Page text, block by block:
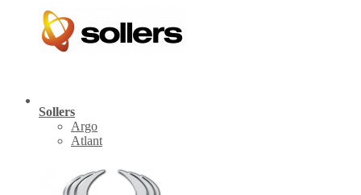
Sollers
Argo
Atlant